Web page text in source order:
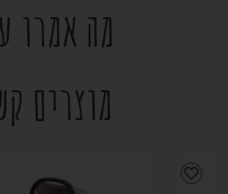
מה אמרו
מוצרים